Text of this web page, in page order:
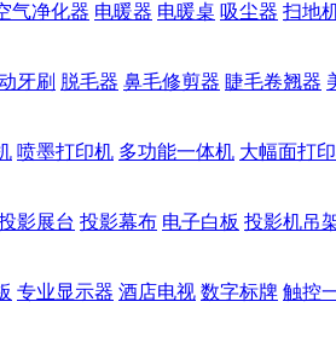
气净化器 电暖器 电暖桌 吸尘器 扫地
牙刷 脱毛器 鼻毛修剪器 睫毛卷翘器
喷墨打印机 多功能一体机 大幅面打
影展台 投影幕布 电子白板 投影机吊
专业显示器 酒店电视 数字标牌 触控